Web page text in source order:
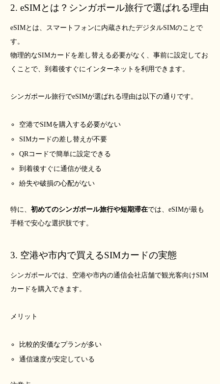
2. eSIMとは？シンガポール旅行で選ばれる理由
eSIMとは、スマートフォンに内蔵されたデジタルSIMのことで
す。
物理的なSIMカードを差し替える必要がなく、事前に設定してお
くことで、到着後すぐにインターネットを利用できます。
シンガポール旅行でeSIMが選ばれる理由は以下の通りです。
空港でSIMを購入する必要がない
SIMカードの差し替えが不要
QRコードで簡単に設定できる
到着後すぐに通信が使える
紛失や破損の心配がない
特に、 初めてのシンガポール旅行や短期滞在では、eSIMが最も
手軽で安心な選択肢です。
3. 空港や市内で買えるSIMカードの実態
シンガポールでは、空港や市内の通信会社店舗で観光客向けSIM
カードを購入できます。
メリット
比較的安価なプランが多い
通信速度が安定している